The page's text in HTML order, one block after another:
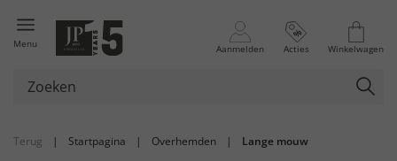
Menu Aanmelden Acties Winkelwagen
Terug | Startpagina | Overhemden | Lange mouw